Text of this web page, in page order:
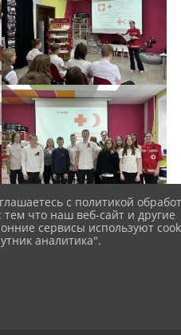
с политикой
что наш веб-сайт и другие
сервисы используют
аналитика".